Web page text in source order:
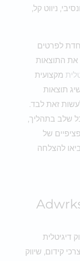
קל,
זאת לבד.
בתהליך,
של
להצלחה
מלא 360° לצרכי קידום, שיווק